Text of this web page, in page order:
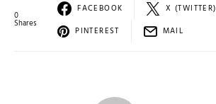
0
Shares
FACEBOOK
X (TWITTER)
PINTEREST
MAIL